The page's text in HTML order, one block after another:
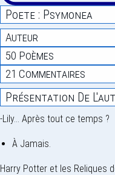
Poete : Psymonea
Auteur
50 Poèmes
21 Commentaires
Présentation De
-Lily... Après tout ce temps ?
À Jamais.
Harry Potter et les Reliques